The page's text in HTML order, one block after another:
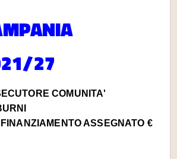
27
COMUNITA'
FINANZIAMENTO ASSEGNATO €